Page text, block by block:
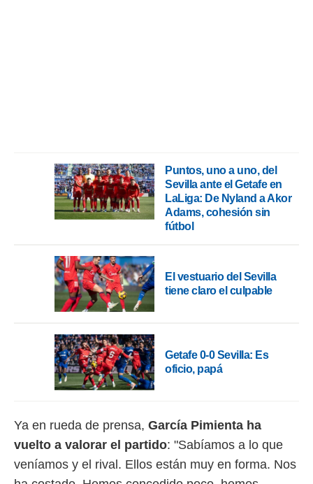
Puntos, uno a uno, del
Sevilla ante el Getafe en
LaLiga: De Nyland a Akor
Adams, cohesión sin
fútbol
El vestuario del Sevilla
tiene claro el culpable
Getafe 0-0 Sevilla: Es
oficio, papá
Ya en rueda de prensa, García Pimienta ha
vuelto a valorar el partido: "Sabíamos a lo que
veníamos y el rival. Ellos están muy en forma. Nos